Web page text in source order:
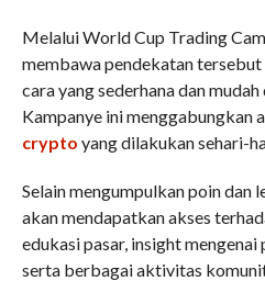
Melalui World Cup Trading
membawa pendekatan tersebut
cara yang sederhana dan
Kampanye ini menggabungkan
crypto yang dilakukan sehari-
Selain mengumpulkan poin dan
akan mendapatkan akses
edukasi pasar, insight
serta berbagai aktivitas